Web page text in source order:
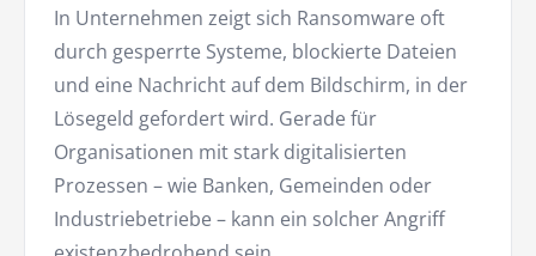
In Unternehmen zeigt sich Ransomware oft
durch gesperrte Systeme, blockierte Dateien
und eine Nachricht auf dem Bildschirm, in der
Lösegeld gefordert wird. Gerade für
Organisationen mit stark digitalisierten
Prozessen – wie Banken, Gemeinden oder
Industriebetriebe – kann ein solcher Angriff